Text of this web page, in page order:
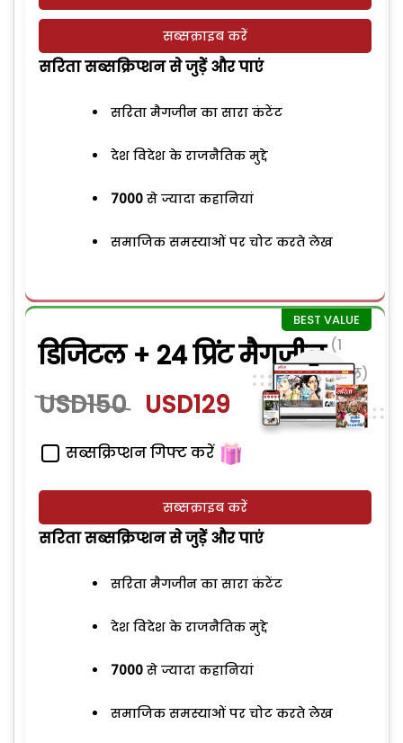
सब्सक्राइब करें
सरिता सब्सक्रिप्शन से जुड़ेें और पाएं
सरिता मैगजीन का सारा कंटेंट
देश विदेश के राजनैतिक मुद्दे
7000 से ज्यादा कहानियां
समाजिक समस्याओं पर चोट करते लेख
डिजिटल + 24 प्रिंट मैगजीन (1
साल)
USD150 USD129
सब्सक्रिप्शन गिफ्ट करें
सब्सक्राइब करें
सरिता सब्सक्रिप्शन से जुड़ेें और पाएं
सरिता मैगजीन का सारा कंटेंट
देश विदेश के राजनैतिक मुद्दे
7000 से ज्यादा कहानियां
समाजिक समस्याओं पर चोट करते लेख